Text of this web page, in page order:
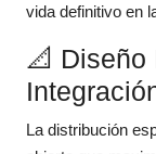
vida definitivo en
📐 Diseño
La distribución